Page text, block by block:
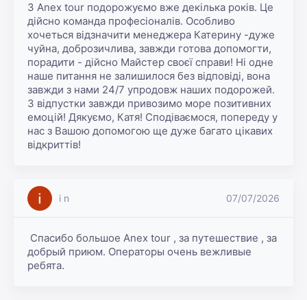
З Anex tour подорожуємо вже декілька років. Це
дійсно команда професіоналів. Особливо
хочеться відзначити менеджера Катерину -дуже
чуйна, доброзичлива, завжди готова допомогти,
порадити - дійсно Майстер своєї справи! Ні одне
наше питання не залишилося без відповіді, вона
завжди з нами 24/7 упродовж наших подорожей.
З відпустки завжди привозимо море позитивних
емоцій! Дякуємо, Катя! Сподіваємося, попереду у
нас з Вашою допомогою ще дуже багато цікавих
відкриттів!
i n 07/07/2026
добрый приюм. Операторы очень вежливые
ребята.